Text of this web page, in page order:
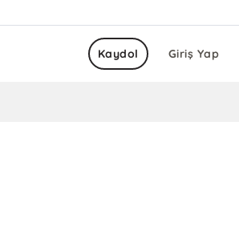
Giriş Yap
Kaydol